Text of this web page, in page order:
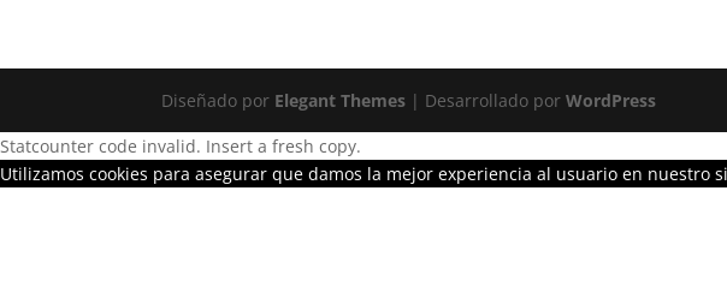
Diseñado por Elegant Themes | Desarrollado porWordPress
Statcounter code invalid. Insert a fresh copy.
Utilizamos cookies para asegurar que damos la mejor experiencia al usuario en